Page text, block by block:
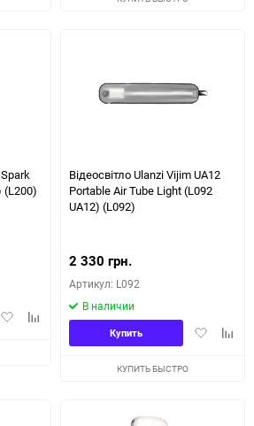
(L200)
ДобавитьДобавить
сравнению
Відеосвітло Ulanzi Vijim UA12
Portable Air Tube Light (L092
UA12) (L092)
2 330 грн.
Артикул: L092
В наличии
Добавить
Купить
КУПИТЬ БЫСТРО